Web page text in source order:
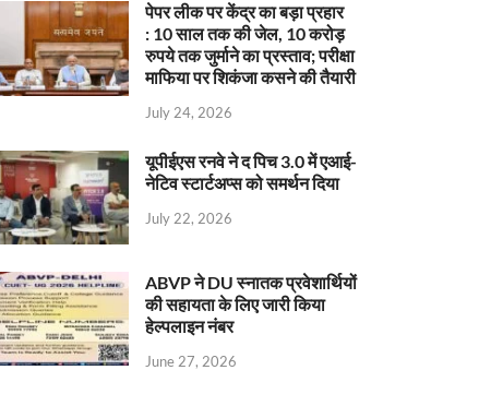
पेपर लीक पर केंद्र का बड़ा प्रहार
: 10 साल तक की जेल, 10 करोड़
रुपये तक जुर्माने का प्रस्ताव; परीक्षा
माफिया पर शिकंजा कसने की तैयारी
July 24, 2026
यूपीईएस रनवे ने द पिच 3.0 में एआई-
नेटिव स्टार्टअप्स को समर्थन दिया
July 22, 2026
ABVP ने DU स्नातक प्रवेशार्थियों
की सहायता के लिए जारी किया
हेल्पलाइन नंबर
June 27, 2026